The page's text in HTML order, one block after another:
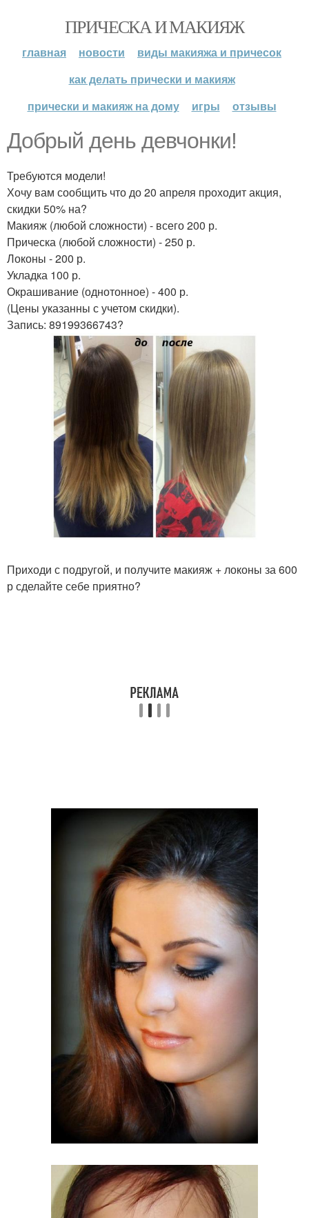
ПРИЧЕСКА И МАКИЯЖ
главная новости
виды макияжа и причесок
как делать прически и макияж
прически и макияж на дому
игры отзывы
Добрый день девчонки!
Требуются модели!
Хочу вам сообщить что до 20 апреля проходит акция,
скидки 50% на?
Макияж (любой сложности) - всего 200 р.
Прическа (любой сложности) - 250 р.
Локоны - 200 р.
Укладка 100 р.
Окрашивание (однотонное) - 400 р.
(Цены указанны с учетом скидки).
Запись: 89199366743?
Приходи с подругой, и получите макияж + локоны за 600
р сделайте себе приятно?